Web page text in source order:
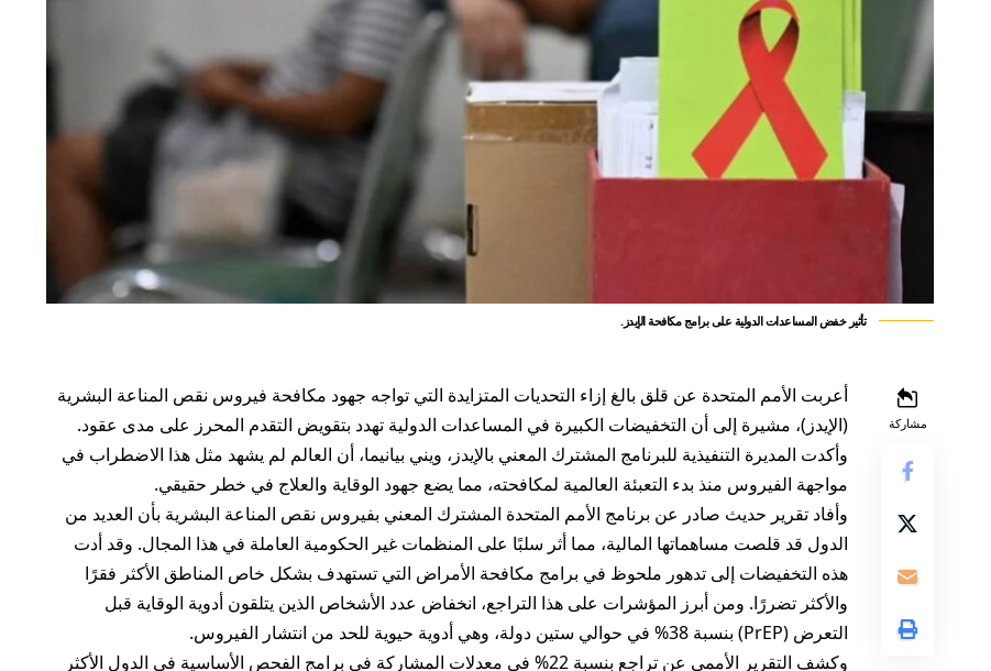
تأثير خفض المساعدات الدولية على برامج مكافحة الإيدز.
مشاركة
أعربت الأمم المتحدة عن قلق بالغ إزاء التحديات المتزايدة التي تواجه جهود مكافحة فيروس نقص المناعة البشرية
(الإيدز)، مشيرة إلى أن التخفيضات الكبيرة في المساعدات الدولية تهدد بتقويض التقدم المحرز على مدى عقود.
وأكدت المديرة التنفيذية للبرنامج المشترك المعني بالإيدز، ويني بيانيما، أن العالم لم يشهد مثل هذا الاضطراب في
مواجهة الفيروس منذ بدء التعبئة العالمية لمكافحته، مما يضع جهود الوقاية والعلاج في خطر حقيقي.
وأفاد تقرير حديث صادر عن برنامج الأمم المتحدة المشترك المعني بفيروس نقص المناعة البشرية بأن العديد من
الدول قد قلصت مساهماتها المالية، مما أثر سلبًا على المنظمات غير الحكومية العاملة في هذا المجال. وقد أدت
هذه التخفيضات إلى تدهور ملحوظ في برامج مكافحة الأمراض التي تستهدف بشكل خاص المناطق الأكثر فقرًا
والأكثر تضررًا. ومن أبرز المؤشرات على هذا التراجع، انخفاض عدد الأشخاص الذين يتلقون أدوية الوقاية قبل
التعرض (PrEP) بنسبة 38% في حوالي ستين دولة، وهي أدوية حيوية للحد من انتشار الفيروس.
وكشف التقرير الأممي عن تراجع بنسبة 22% في معدلات المشاركة في برامج الفحص الأساسية في الدول الأكثر